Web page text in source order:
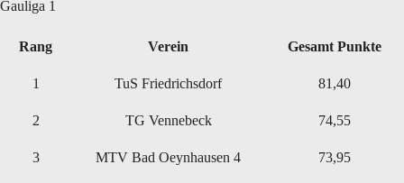
Gauliga 1
Rang Verein Gesamt Punkte
1 TuS Friedrichsdorf 81,40
2 TG Vennebeck 74,55
3 MTV Bad Oeynhausen 4 73,95